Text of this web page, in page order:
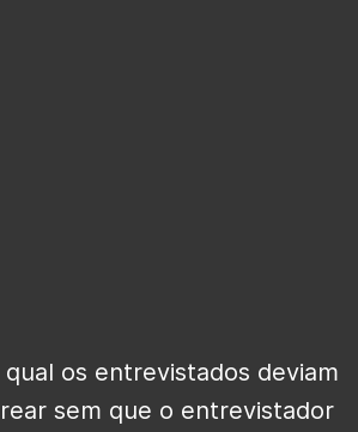
os entrevistados deviam
sem que o entrevistador